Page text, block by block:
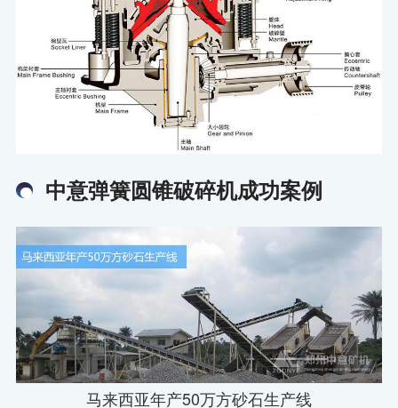
中意弹簧圆锥破碎机成功案例
马来西亚年产50万方砂石生产线